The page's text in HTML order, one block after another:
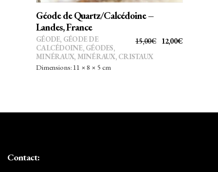
Géode de Quartz/Calcédoine –
Landes, France
15,00€
LE
12,00€LE
GÉODE, GÉODE DE
CALCÉDOINE, GÉODES,
MINÉRAUX, MINÉRAUX, CRISTAUX
Dimensions: 11 × 8 × 5 cm
Contact: